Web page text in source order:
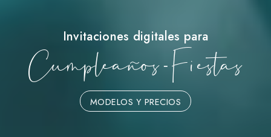
Invitaciones digitales para
Cumpleaños - Fiestas
MODELOS Y PRECIOS